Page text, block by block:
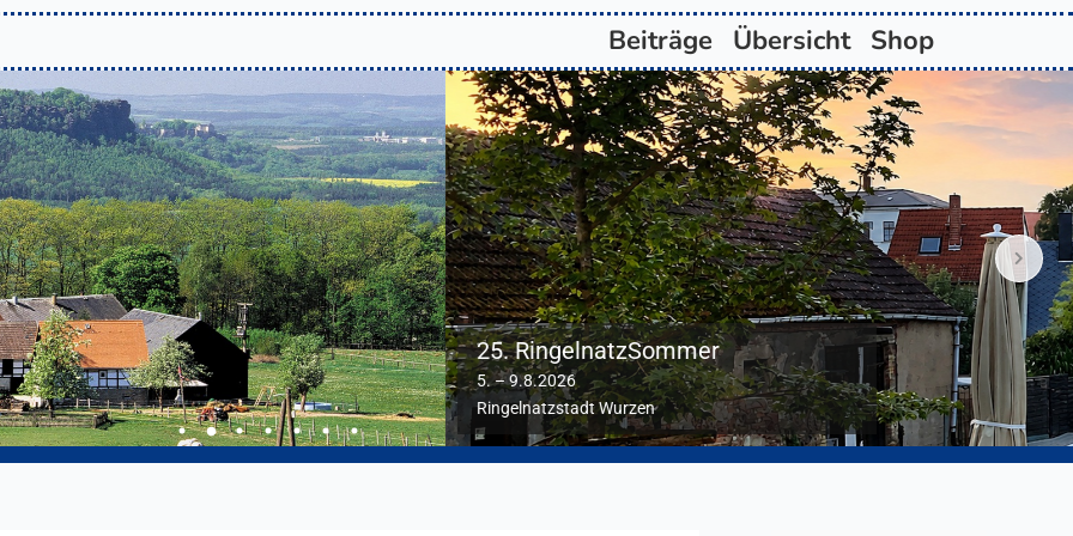
Beiträge Übersicht Shop